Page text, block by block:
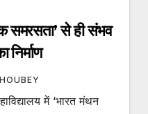
समरसता’ से ही संभव
में ‘भारत मंथन